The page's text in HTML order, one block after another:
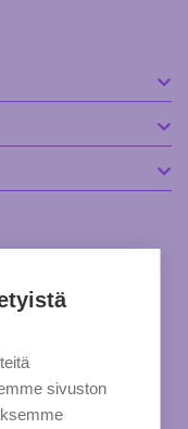
sivuston